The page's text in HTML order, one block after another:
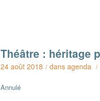
Théâtre : héritage
24 août 2018 / dansagenda /
Annulé